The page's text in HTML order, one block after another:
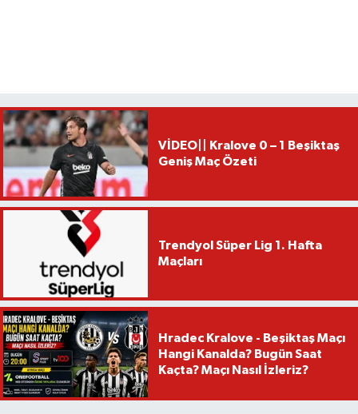
VİDEO|| Kralove 0 – 1 Beşiktaş
Geniş Maç Özeti
Trendyol Süper Lig 1. Hafta
Maçları
Hradec Kralove - Beşiktaş Maçı
Hangi Kanalda? Bugün Saat
Kaçta? Maçı Nasıl İzleriz?